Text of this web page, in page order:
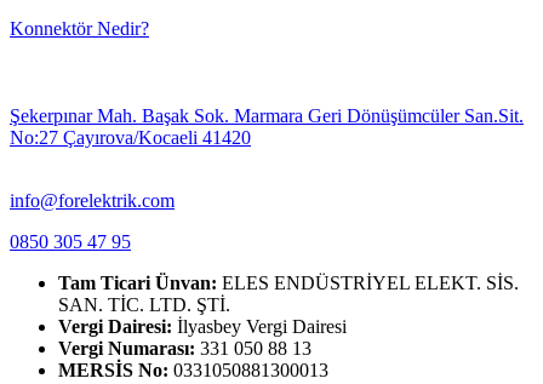
Konnektör Nedir?
Şekerpınar Mah. Başak Sok. Marmara Geri Dönüşümcüler San.Sit.
No:27 Çayırova/Kocaeli 41420
info@forelektrik.com
0850 305 47 95
Tam Ticari Ünvan: ELES ENDÜSTRİYEL ELEKT. SİS.
SAN. TİC. LTD. ŞTİ.
Vergi Dairesi: İlyasbey Vergi Dairesi
Vergi Numarası: 331 050 88 13
MERSİS No: 0331050881300013